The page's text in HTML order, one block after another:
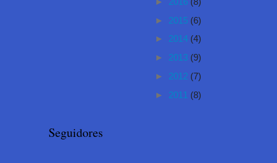
► 2015 (6)
► 2014 (4)
► 2013 (9)
► 2012 (7)
► 2011 (8)
Seguidores